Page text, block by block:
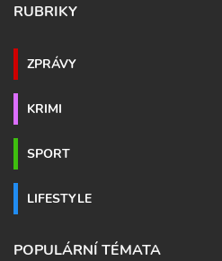
RUBRIKY
ZPRÁVY
KRIMI
SPORT
LIFESTYLE
POPULÁRNÍ TÉMATA